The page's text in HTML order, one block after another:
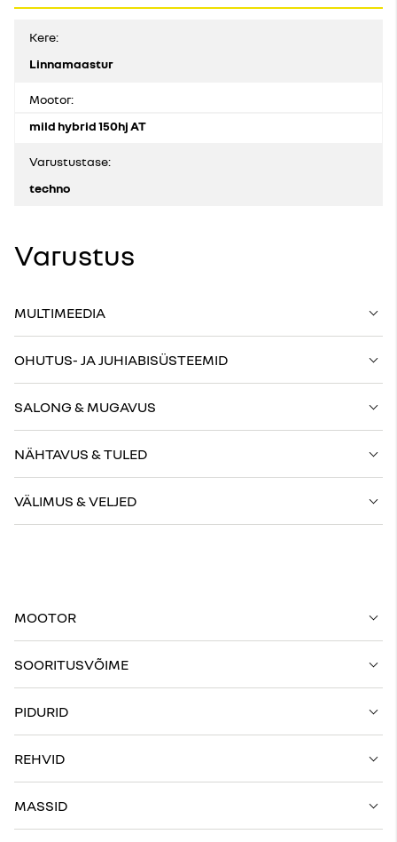
Kere:
Linnamaastur
Mootor:
mild hybrid 150hj AT
Varustustase:
techno
Varustus
MULTIMEEDIA
OHUTUS- JA JUHIABISÜSTEEMID
SALONG & MUGAVUS
NÄHTAVUS & TULED
VÄLIMUS & VELJED
MOOTOR
SOORITUSVÕIME
PIDURID
REHVID
MASSID